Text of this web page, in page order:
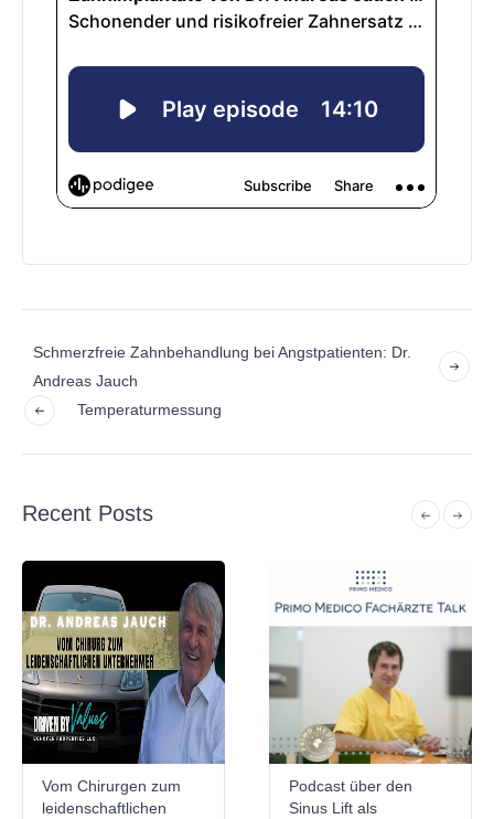
Schmerzfreie Zahnbehandlung bei Angstpatienten: Dr.
Andreas Jauch
Temperaturmessung
Recent Posts
Vom Chirurgen zum
leidenschaftlichen
Podcast über den
Sinus Lift als